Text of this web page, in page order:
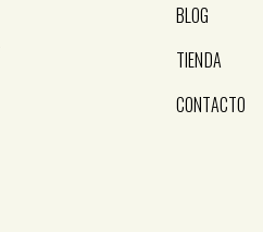
BLOG
TIENDA
CONTACTO